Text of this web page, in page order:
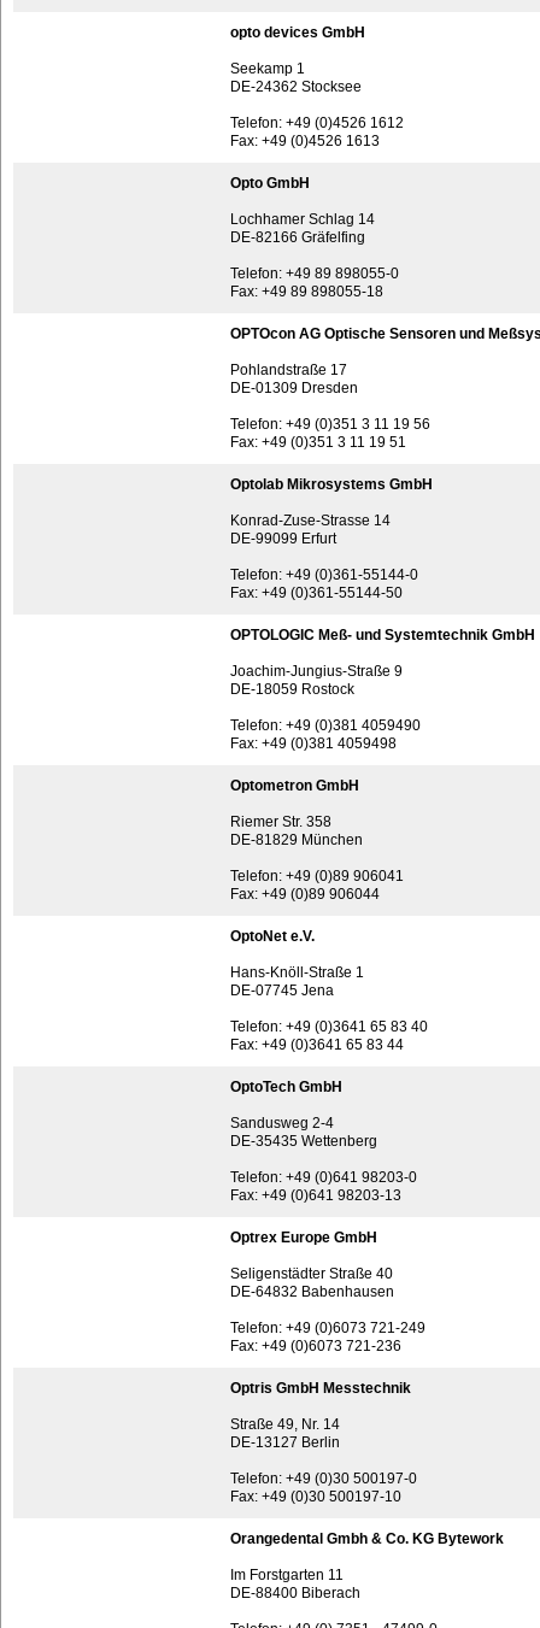
opto devices GmbH
Seekamp 1
DE-24362 Stocksee
Telefon: +49 (0)4526 1612
Fax: +49 (0)4526 1613
Opto GmbH
Lochhamer Schlag 14
DE-82166 Gräfelfing
Telefon: +49 89 898055-0
Fax: +49 89 898055-18
OPTOcon AG Optische Sensoren und
Pohlandstraße 17
DE-01309 Dresden
Telefon: +49 (0)351 3 11 19 56
Fax: +49 (0)351 3 11 19 51
Optolab Mikrosystems GmbH
Konrad-Zuse-Strasse 14
DE-99099 Erfurt
Telefon: +49 (0)361-55144-0
Fax: +49 (0)361-55144-50
OPTOLOGIC Meß- und Systemtechnik GmbH
Joachim-Jungius-Straße 9
DE-18059 Rostock
Telefon: +49 (0)381 4059490
Fax: +49 (0)381 4059498
Optometron GmbH
Riemer Str. 358
DE-81829 München
Telefon: +49 (0)89 906041
Fax: +49 (0)89 906044
OptoNet e.V.
Hans-Knöll-Straße 1
DE-07745 Jena
Telefon: +49 (0)3641 65 83 40
Fax: +49 (0)3641 65 83 44
OptoTech GmbH
Sandusweg 2-4
DE-35435 Wettenberg
Telefon: +49 (0)641 98203-0
Fax: +49 (0)641 98203-13
Optrex Europe GmbH
Seligenstädter Straße 40
DE-64832 Babenhausen
Telefon: +49 (0)6073 721-249
Fax: +49 (0)6073 721-236
Optris GmbH Messtechnik
Straße 49, Nr. 14
DE-13127 Berlin
Telefon: +49 (0)30 500197-0
Fax: +49 (0)30 500197-10
Orangedental Gmbh & Co. KG Bytework
Im Forstgarten 11
DE-88400 Biberach